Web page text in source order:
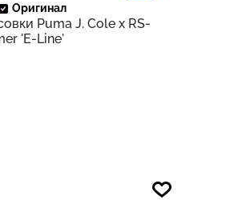
Оригинал
Puma J. Cole x RS-
'E-Line'